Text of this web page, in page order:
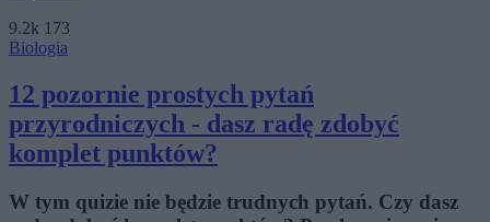
9.2k 173
Biologia
12 pozornie prostych pytań
przyrodniczych - dasz radę zdobyć
komplet punktów?
W tym quizie nie będzie trudnych pytań. Czy dasz